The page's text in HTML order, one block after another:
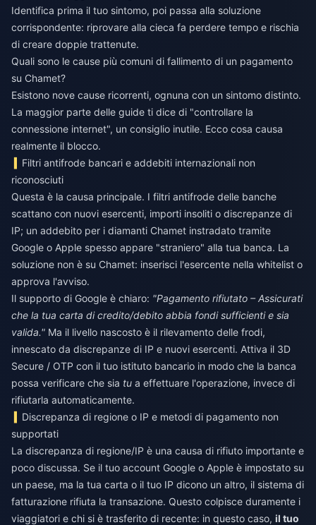
Identifica prima il tuo sintomo, poi passa alla soluzione
corrispondente: riprovare alla cieca fa perdere tempo e rischia
di creare doppie trattenute.
Quali sono le cause più comuni di fallimento di un pagamento
su Chamet?
Esistono nove cause ricorrenti, ognuna con un sintomo distinto.
La maggior parte delle guide ti dice di "controllare la
connessione internet", un consiglio inutile. Ecco cosa causa
realmente il blocco.
Filtri antifrode bancari e addebiti internazionali non
riconosciuti
Questa è la causa principale. I filtri antifrode delle banche
scattano con nuovi esercenti, importi insoliti o discrepanze di
IP; un addebito per i diamanti Chamet instradato tramite
Google o Apple spesso appare "straniero" alla tua banca. La
soluzione non è su Chamet: inserisci l'esercente nella whitelist o
approva l'avviso.
Il supporto di Google è chiaro: "Pagamento rifiutato – Assicurati
che la tua carta di credito/debito abbia fondi sufficienti e sia
valida." Ma il livello nascosto è il rilevamento delle frodi,
innescato da discrepanze di IP e nuovi esercenti. Attiva il 3D
Secure / OTP con il tuo istituto bancario in modo che la banca
possa verificare che sia tu a effettuare l'operazione, invece di
rifiutarla automaticamente.
Discrepanza di regione o IP e metodi di pagamento non
supportati
La discrepanza di regione/IP è una causa di rifiuto importante e
poco discussa. Se il tuo account Google o Apple è impostato su
un paese, ma la tua carta o il tuo IP dicono un altro, il sistema di
fatturazione rifiuta la transazione. Questo colpisce duramente i
viaggiatori e chi si è trasferito di recente: in questo caso, il tuo